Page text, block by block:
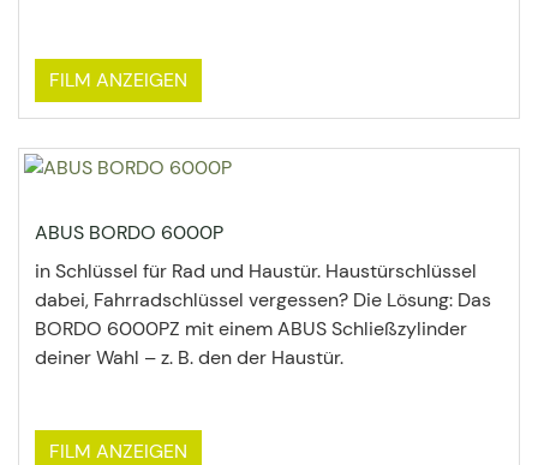
FILM ANZEIGEN
ABUS BORDO 6000P
in Schlüssel für Rad und Haustür. Haustürschlüssel
dabei, Fahrradschlüssel vergessen? Die Lösung: Das
BORDO 6000PZ mit einem ABUS Schließzylinder
deiner Wahl – z. B. den der Haustür.
FILM ANZEIGEN